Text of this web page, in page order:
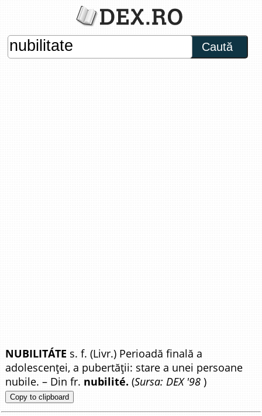
Caută
NUBILITÁTE s. f. (Livr.) Perioadă finală a
adolescenței, a pubertății: stare a unei persoane
nubile. – Din fr. nubilité. (Sursa: DEX '98 )
Copy to clipboard